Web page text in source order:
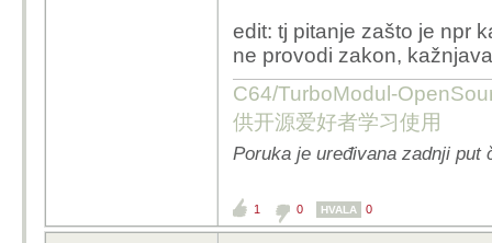
edit: tj pitanje zašto je npr
ne provodi zakon,
C64/TurboModul-
供开源爱好者学习使用
Poruka je uređivana zadnji put
1 0 HVALA 0